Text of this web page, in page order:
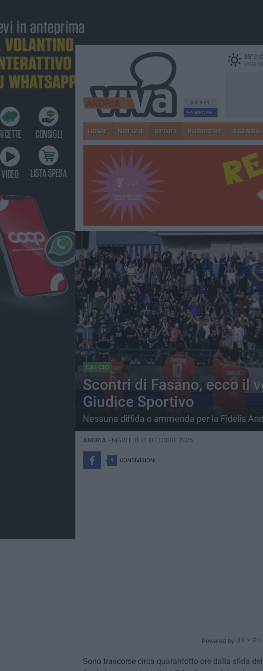
34.941
FANPAGE
35°C
OGGI
HOME NOTIZIE SPORT RUBRICHE AGENDA
CALCIO
Scontri di Fasano, ecco il
Giudice Sportivo
Nessuna diffida o ammenda per la Fidelis
ANDRIA - MARTEDÌ 21 OTTOBRE 2025
9 CONDIVISIONI
Powered by
Sono trascorse circa quarantotto ore dalla sfida